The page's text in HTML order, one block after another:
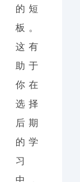
的短
板。
这有
助于
你在
选择
后期
的学
习
中，